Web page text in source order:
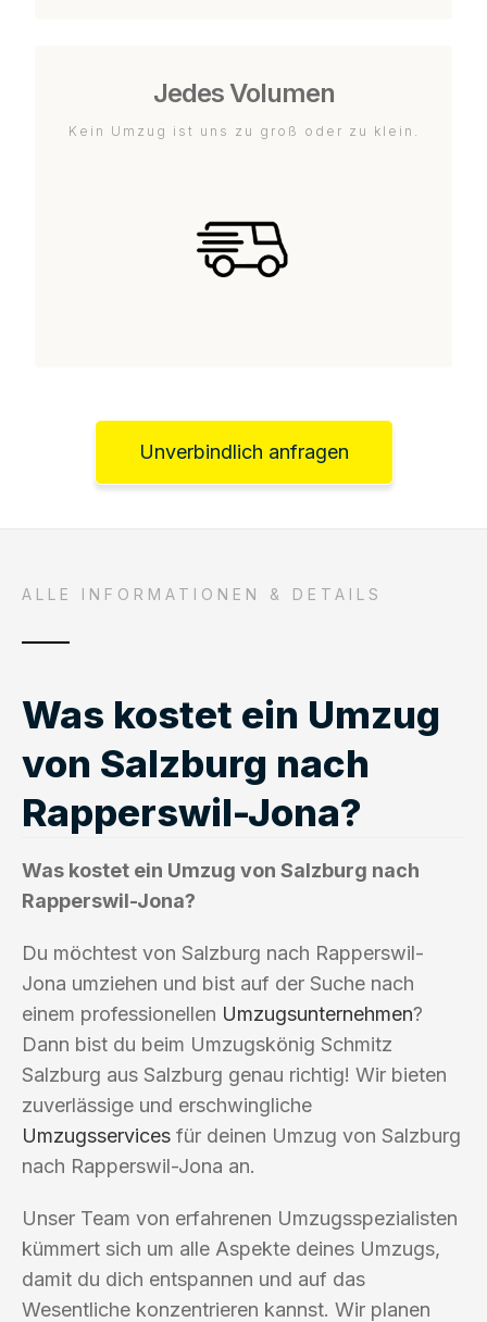
Jedes Volumen
Kein Umzug ist uns zu groß oder zu klein.
Unverbindlich anfragen
ALLE INFORMATIONEN & DETAILS
Was kostet ein Umzug
von Salzburg nach
Rapperswil-Jona?
Was kostet ein Umzug von Salzburg nach
Rapperswil-Jona?
Du möchtest von Salzburg nach Rapperswil-
Jona umziehen und bist auf der Suche nach
einem professionellen Umzugsunternehmen?
Dann bist du beim Umzugskönig Schmitz
Salzburg aus Salzburg genau richtig! Wir bieten
zuverlässige und erschwingliche
Umzugsservices für deinen Umzug von Salzburg
nach Rapperswil-Jona an.
Unser Team von erfahrenen Umzugsspezialisten
kümmert sich um alle Aspekte deines Umzugs,
damit du dich entspannen und auf das
Wesentliche konzentrieren kannst. Wir planen